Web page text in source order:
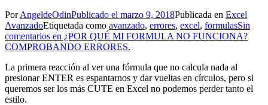
PorAngeldeOdinPublicado el marzo 9, 2018Publicada en Excel
AvanzadoEtiquetada como avanzado, errores, excel, formulasSin
comentarios en ¿POR QUÉ MI FORMULA NO FUNCIONA?
COMPROBANDO ERRORES.
La primera reacción al ver una fórmula que no calcula nada al
presionar ENTER es espantarnos y dar vueltas en círculos, pero si
queremos ser los más CUTE en Excel no podemos perder tanto el
estilo.